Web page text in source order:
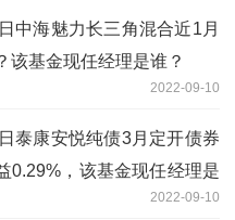
中海魅力长三角混合近1月
该基金现任经理是谁？
2022-09-10
泰康安悦纯债3月定开债券
0.29%，该基金现任经理是
2022-09-10